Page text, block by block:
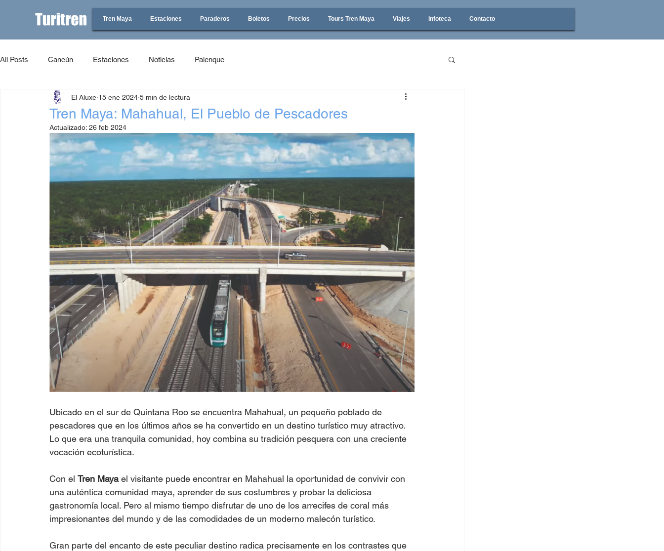
Tren Maya Estaciones Paraderos Boletos Precios Tours Tren Maya Viajes Infoteca Contacto
All Posts Cancún Estaciones Noticias Palenque
Tren Maya: Mahahual, El Pueblo de Pescadores
El Aluxe 15 ene 2024 5 min de lectura
Actualizado: 26 feb 2024
Ubicado en el sur de Quintana Roo se encuentra Mahahual, un pequeño poblado de
pescadores que en los últimos años se ha convertido en un destino turístico muy atractivo.
Lo que era una tranquila comunidad, hoy combina su tradición pesquera con una creciente
vocación ecoturística.
Con el Tren Maya el visitante puede encontrar en Mahahual la oportunidad de convivir con
una auténtica comunidad maya, aprender de sus costumbres y probar la deliciosa
gastronomía local. Pero al mismo tiempo disfrutar de uno de los arrecifes de coral más
impresionantes del mundo y de las comodidades de un moderno malecón turístico.
Gran parte del encanto de este peculiar destino radica precisamente en los contrastes que